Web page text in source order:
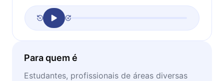
Para quem é
Estudantes, profissionais de áreas diversas